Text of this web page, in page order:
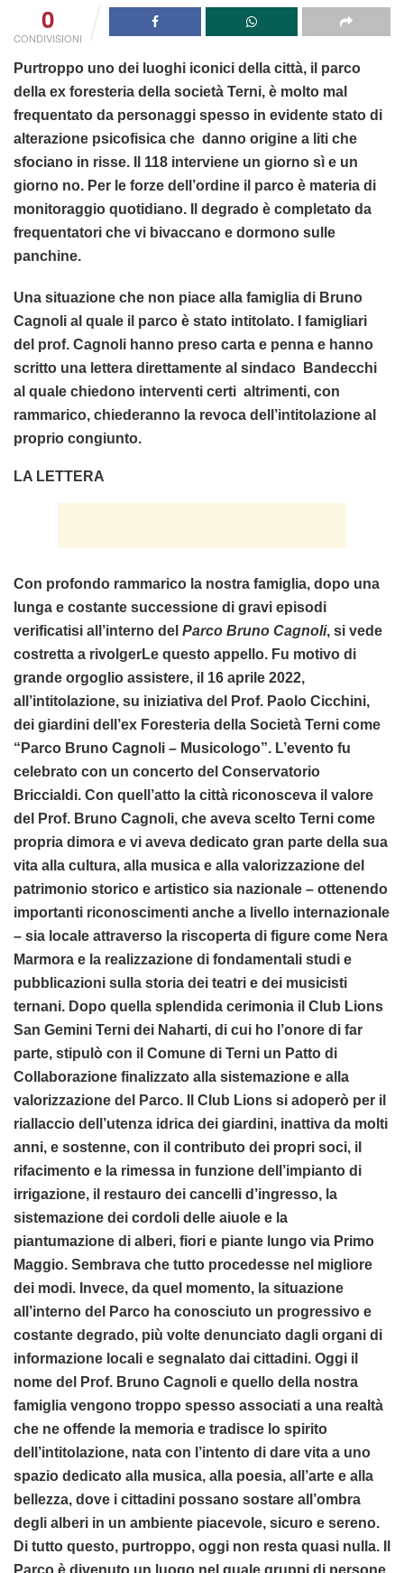
0
CONDIVISIONI
Purtroppo uno dei luoghi iconici della città, il parco
della ex foresteria della società Terni, è molto mal
frequentato da personaggi spesso in evidente stato di
alterazione psicofisica che danno origine a liti che
sfociano in risse. Il 118 interviene un giorno sì e un
giorno no. Per le forze dell’ordine il parco è materia di
monitoraggio quotidiano. Il degrado è completato da
frequentatori che vi bivaccano e dormono sulle
panchine.
Una situazione che non piace alla famiglia di Bruno
Cagnoli al quale il parco è stato intitolato. I famigliari
del prof. Cagnoli hanno preso carta e penna e hanno
scritto una lettera direttamente al sindaco Bandecchi
al quale chiedono interventi certi altrimenti, con
rammarico, chiederanno la revoca dell’intitolazione al
proprio congiunto.
LA LETTERA
Con profondo rammarico la nostra famiglia, dopo una
lunga e costante successione di gravi episodi
verificatisi all’interno del Parco Bruno Cagnoli, si vede
costretta a rivolgerLe questo appello. Fu motivo di
grande orgoglio assistere, il 16 aprile 2022,
all’intitolazione, su iniziativa del Prof. Paolo Cicchini,
dei giardini dell’ex Foresteria della Società Terni come
“Parco Bruno Cagnoli – Musicologo”. L’evento fu
celebrato con un concerto del Conservatorio
Briccialdi. Con quell’atto la città riconosceva il valore
del Prof. Bruno Cagnoli, che aveva scelto Terni come
propria dimora e vi aveva dedicato gran parte della sua
vita alla cultura, alla musica e alla valorizzazione del
patrimonio storico e artistico sia nazionale – ottenendo
importanti riconoscimenti anche a livello internazionale
– sia locale attraverso la riscoperta di figure come Nera
Marmora e la realizzazione di fondamentali studi e
pubblicazioni sulla storia dei teatri e dei musicisti
ternani. Dopo quella splendida cerimonia il Club Lions
San Gemini Terni dei Naharti, di cui ho l’onore di far
parte, stipulò con il Comune di Terni un Patto di
Collaborazione finalizzato alla sistemazione e alla
valorizzazione del Parco. Il Club Lions si adoperò per il
riallaccio dell’utenza idrica dei giardini, inattiva da molti
anni, e sostenne, con il contributo dei propri soci, il
rifacimento e la rimessa in funzione dell’impianto di
irrigazione, il restauro dei cancelli d’ingresso, la
sistemazione dei cordoli delle aiuole e la
piantumazione di alberi, fiori e piante lungo via Primo
Maggio. Sembrava che tutto procedesse nel migliore
dei modi. Invece, da quel momento, la situazione
all’interno del Parco ha conosciuto un progressivo e
costante degrado, più volte denunciato dagli organi di
informazione locali e segnalato dai cittadini. Oggi il
nome del Prof. Bruno Cagnoli e quello della nostra
famiglia vengono troppo spesso associati a una realtà
che ne offende la memoria e tradisce lo spirito
dell’intitolazione, nata con l’intento di dare vita a uno
spazio dedicato alla musica, alla poesia, all’arte e alla
bellezza, dove i cittadini possano sostare all’ombra
degli alberi in un ambiente piacevole, sicuro e sereno.
Di tutto questo, purtroppo, oggi non resta quasi nulla. Il
Parco è divenuto un luogo nel quale gruppi di persone